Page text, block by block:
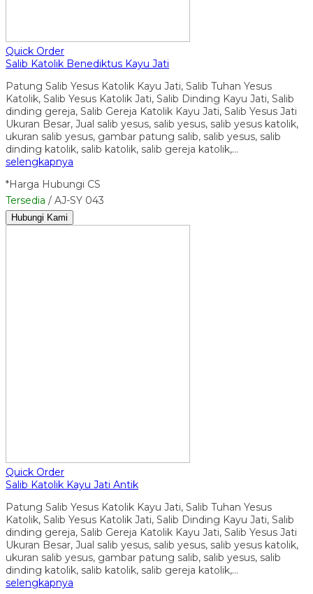
Quick Order
Salib Katolik Benediktus Kayu Jati
Patung Salib Yesus Katolik Kayu Jati, Salib Tuhan Yesus
Katolik, Salib Yesus Katolik Jati, Salib Dinding Kayu Jati, Salib
dinding gereja, Salib Gereja Katolik Kayu Jati, Salib Yesus Jati
Ukuran Besar, Jual salib yesus, salib yesus, salib yesus katolik,
ukuran salib yesus, gambar patung salib, salib yesus, salib
dinding katolik, salib katolik, salib gereja katolik,…
selengkapnya
*Harga Hubungi CS
Tersedia / AJ-SY 043
Hubungi Kami
Quick Order
Salib Katolik Kayu Jati Antik
Patung Salib Yesus Katolik Kayu Jati, Salib Tuhan Yesus
Katolik, Salib Yesus Katolik Jati, Salib Dinding Kayu Jati, Salib
dinding gereja, Salib Gereja Katolik Kayu Jati, Salib Yesus Jati
Ukuran Besar, Jual salib yesus, salib yesus, salib yesus katolik,
ukuran salib yesus, gambar patung salib, salib yesus, salib
dinding katolik, salib katolik, salib gereja katolik,…
selengkapnya